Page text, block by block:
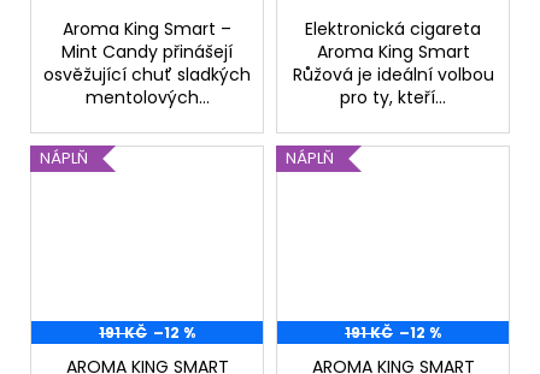
Aroma King Smart –
Mint Candy přinášejí
osvěžující chuť sladkých
mentolových...
Elektronická cigareta
Aroma King Smart
Růžová je ideální volbou
pro ty, kteří...
NÁPLŇ
191 KČ –12 %
AROMA KING SMART
NÁPLŇ
191 KČ –12 %
AROMA KING SMART